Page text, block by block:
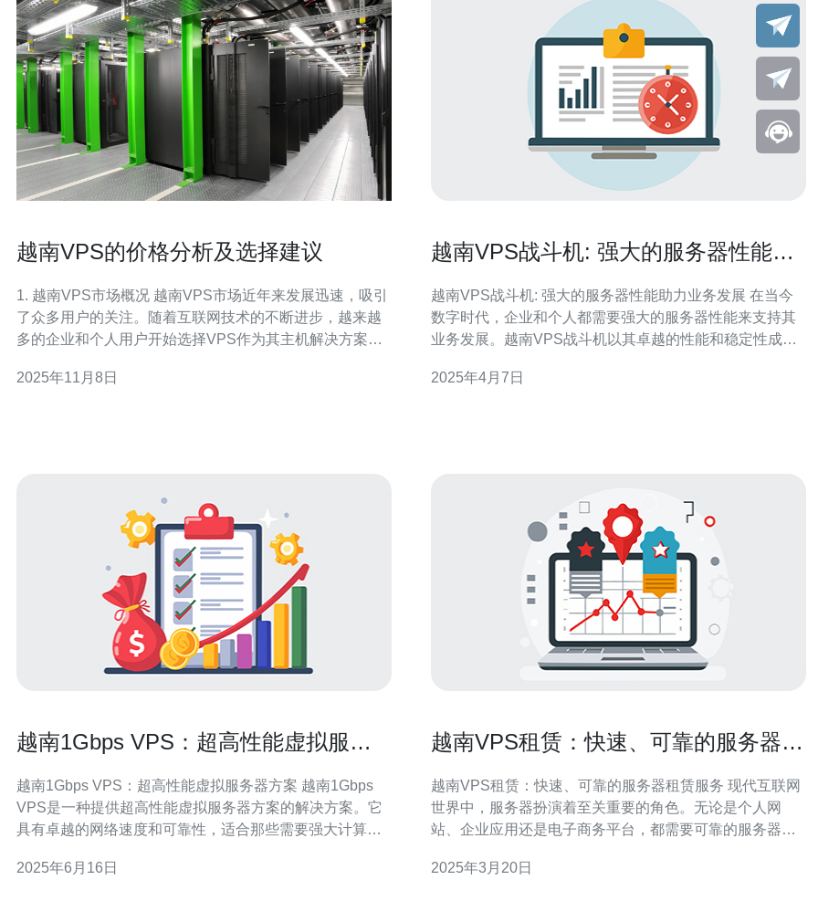
越南VPS的价格分析及选择建议
1. 越南VPS市场概况 越南VPS市场近年来发展迅速，吸引
了众多用户的关注。随着互联网技术的不断进步，越来越
多的企业和个人用户开始选择VPS作为其主机解决方案。
家，价格区间从每月100,000越南盾到1,000,000越南盾不
2025年11月8日
越南VPS战斗机: 强大的服务器性能助
越南VPS战斗机: 强大的服务器性能助力业务发展 在当今
数字时代，企业和个人都需要强大的服务器性能来支持其
业务发展。越南VPS战斗机以其卓越的性能和稳定性成为
探讨它如何助力业务发展。 越南VPS战斗机配备先进的硬
2025年4月7日
越南1Gbps VPS：超高性能虚拟服务
越南1Gbps VPS：超高性能虚拟服务器方案 越南1Gbps
VPS是一种提供超高性能虚拟服务器方案的解决方案。它
具有卓越的网络速度和可靠性，适合那些需要强大计算能
术的服务器方案，用户可以在其中运行自己的应用程序和
2025年6月16日
越南VPS租赁：快速、可靠的服务器租
越南VPS租赁：快速、可靠的服务器租赁服务 现代互联网
世界中，服务器扮演着至关重要的角色。无论是个人网
站、企业应用还是电子商务平台，都需要可靠的服务器来
速、可靠的VPS租赁服务。本文将介绍越南VPS租赁的优
2025年3月20日